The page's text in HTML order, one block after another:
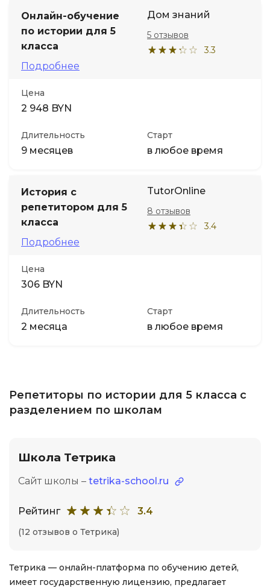
Онлайн-обучение
по истории для 5
класса
Подробнее
Дом знаний
3.3
5 отзывов
Цена
2 948 BYN
Длительность
9 месяцев
Старт
в любое время
История с
репетитором для 5
класса
Подробнее
TutorOnline
3.4
8 отзывов
Цена
306 BYN
Длительность
2 месяца
Старт
в любое время
Репетиторы по истории для 5 класса с
разделением по школам
Школа Тетрика
Сайт школы – tetrika-school.ru
Рейтинг 3.4
(12 отзывов о Тетрика)
Тетрика — онлайн-платформа по обучению детей,
имеет государственную лицензию, предлагает